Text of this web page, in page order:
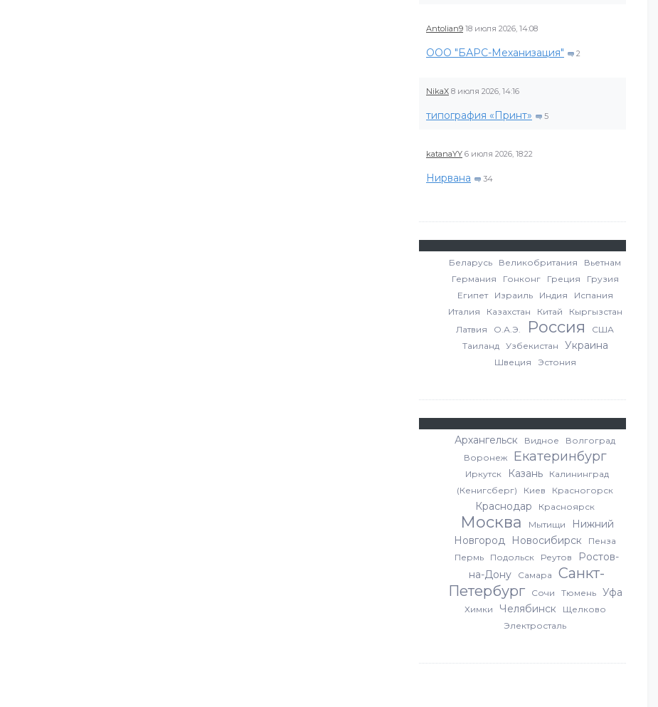
Antolian9 18 июля 2026, 14:08
ООО "БАРС-Механизация" 2
NikaX 8 июля 2026, 14:16
типография «Принт» 5
katanaYY 6 июля 2026, 18:22
Нирвана 34
Беларусь Великобритания
Вьетнам
Германия
Гонконг Греция
Грузия
Египет
Израиль Индия
Испания
Италия
Казахстан Китай
Кыргызстан
Латвия
О.А.Э. Россия
США
Таиланд
Узбекистан Украина
Швеция Эстония
Архангельск Видное
Волгоград
Воронеж
Екатеринбург
Иркутск Казань
Калининград
(Кенигсберг)
Киев Красногорск
Краснодар Красноярск
Москва Мытищи
Нижний
Новгород
Новосибирск
Пенза
Пермь
Подольск Реутов
Ростов-
на-Дону
Самара
Санкт-
Петербург
Сочи Тюмень Уфа
Химки Челябинск
Щелково
Электросталь